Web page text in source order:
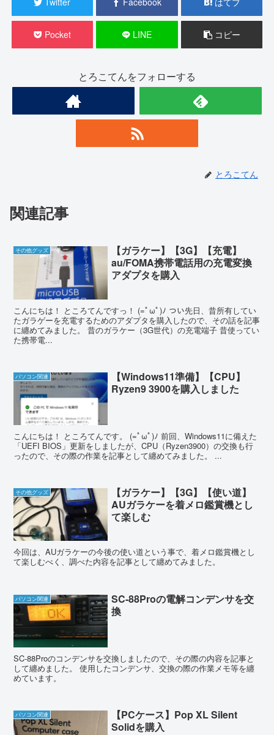
Pocket LINE コピー
とろこてんをフォローする
とろこてん
関連記事
その他グッズ
【ガラケー】【3G】【充電】
au/FOMA携帯電話用の充電変換
アダプタを購入
こんにちは！ ところてんですっ！ (=ﾟωﾟ)ﾉ つい先日、昔所有してい
たガラゲーを充電するためのアダプタを購入したので、その話を記事
に纏めてみました。 昔のガラケー（3G世代）の充電端子 昔使ってい
た携帯電...
パソコン関連
【Windows11準備】【CPU】
Ryzen9 3900を購入しました
こんにちは！ ところてんです。 (=ﾟωﾟ)ﾉ 前回、Windows11に備えた
「UEFI BIOS」更新をしましたが、CPU（Ryzen3900）の交換も行
ったので、その際の作業を記事として纏めてみました。 ...
その他グッズ
【ガラケー】【3G】【使い道】
AUガラケーを着メロ鑑賞機とし
て楽しむ
今回は、AUガラケーの今後の使い道という事で、着メロ鑑賞機とし
て楽しむべく、調べた内容を記事として纏めてみました。
パソコン関連
SC-88Proの電解コンデンサを交
換
SC-88Proのコンデンサを交換しましたので、その際の内容を記事と
して纏めました。 使用したコンデンサ、交換の際の作業メモ等を纏
めています。
パソコン関連
【PCケース】Pop XL Silent
Solidを購入